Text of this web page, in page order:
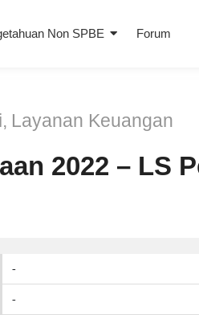
Non SPBE Forum
, Layanan Keuangan
2022 – LS
-
-